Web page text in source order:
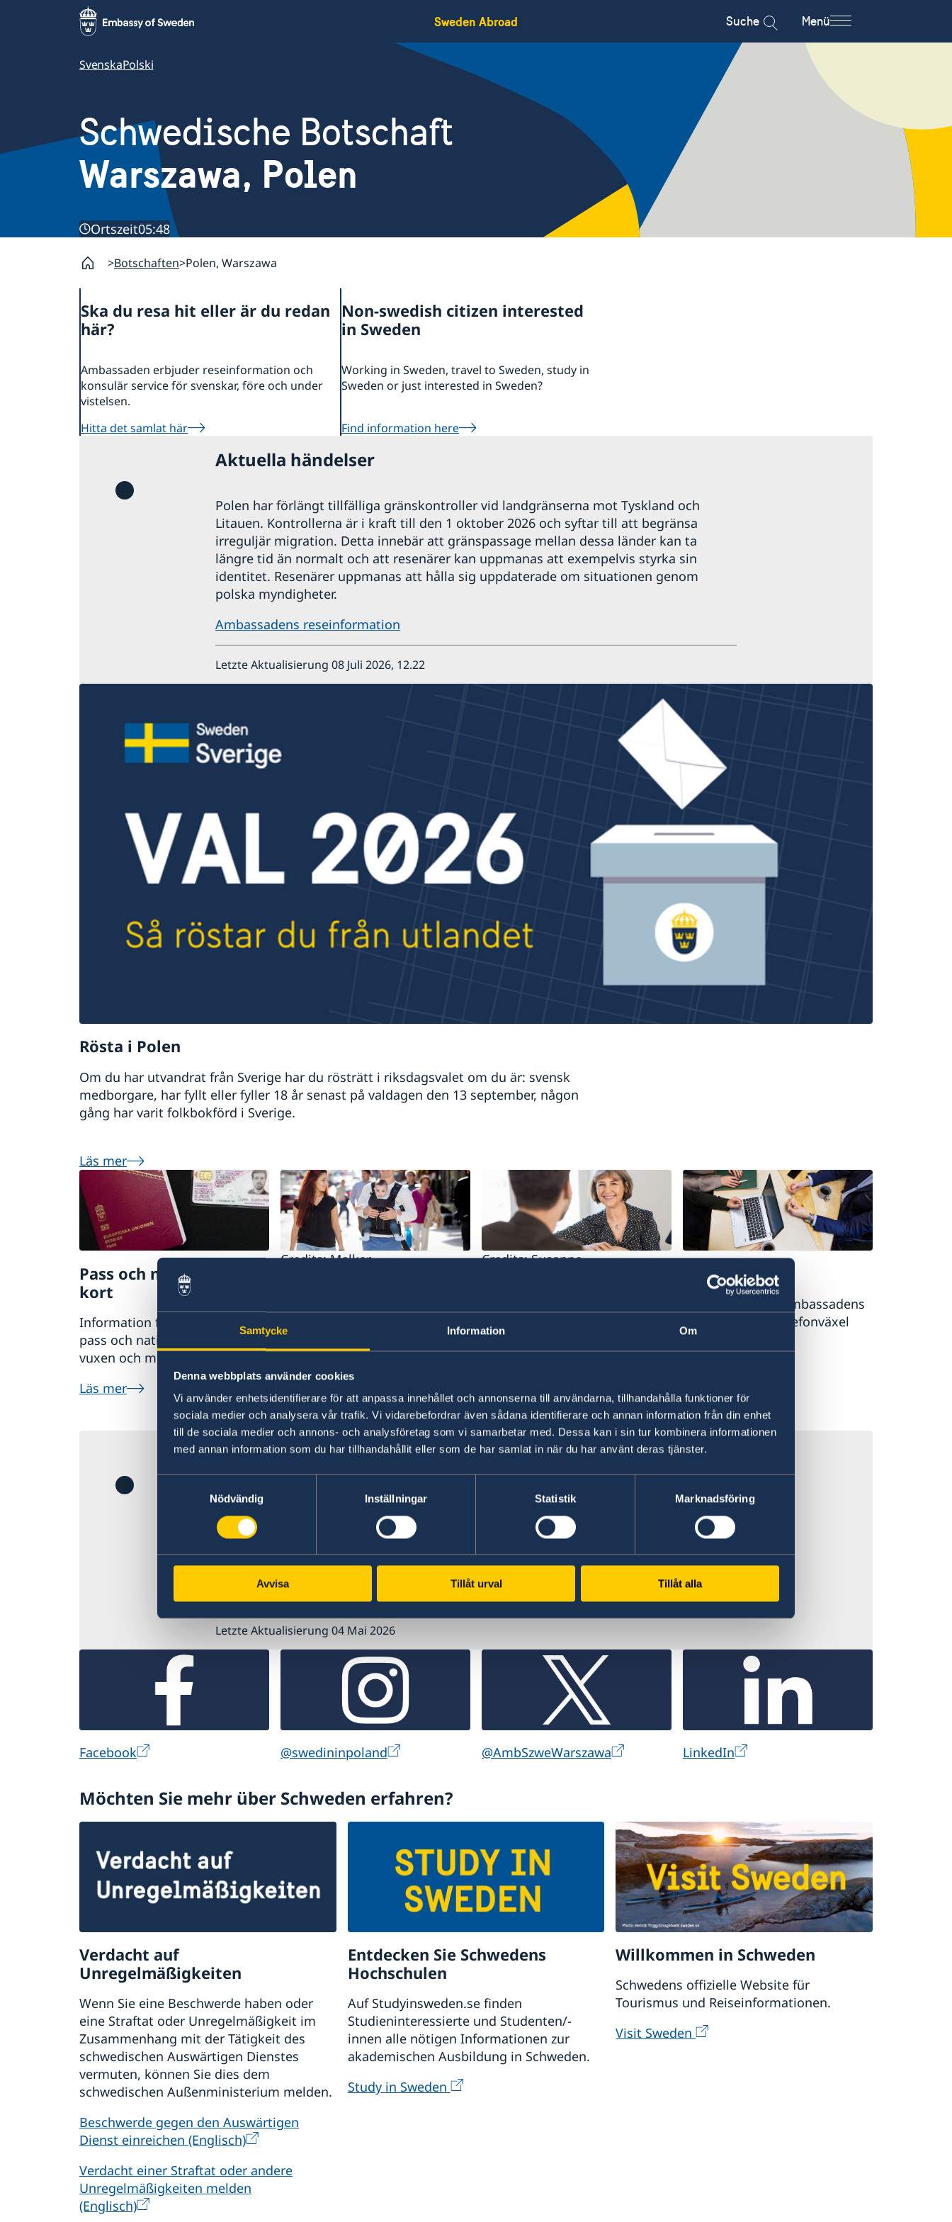
Samtycke Information Om
Denna webbplats använder cookies
Vi använder enhetsidentifierare för att anpassa innehållet och annonserna till användarna, tillhandahålla funktioner för
sociala medier och analysera vår trafik. Vi vidarebefordrar även sådana identifierare och annan information från din enhet
till de sociala medier och annons- och analysföretag som vi samarbetar med. Dessa kan i sin tur kombinera informationen
med annan information som du har tillhandahållit eller som de har samlat in när du har använt deras tjänster.
Nödvändig
Inställningar Statistik Marknadsföring
Avvisa Tillåt urval Tillåt alla
Sweden Abroad Suche Menü
SvenskaPolski
Schwedische Botschaft
Warszawa, Polen
Ortszeit05:48
Botschaften Polen, Warszawa
Ska du resa hit eller är du redan
här?
Ambassaden erbjuder reseinformation och
konsulär service för svenskar, före och under
vistelsen.
Hitta det samlat här
Non-swedish citizen interested
in Sweden
Working in Sweden, travel to Sweden, study in
Sweden or just interested in Sweden?
Find information here
Aktuella händelser
Polen har förlängt tillfälliga gränskontroller vid landgränserna mot Tyskland och
Litauen. Kontrollerna är i kraft till den 1 oktober 2026 och syftar till att begränsa
irreguljär migration. Detta innebär att gränspassage mellan dessa länder kan ta
längre tid än normalt och att resenärer kan uppmanas att exempelvis styrka sin
identitet. Resenärer uppmanas att hålla sig uppdaterade om situationen genom
polska myndigheter.
Ambassadens reseinformation
Letzte Aktualisierung 08 Juli 2026, 12.22
Rösta i Polen
Om du har utvandrat från Sverige har du rösträtt i riksdagsvalet om du är: svensk
medborgare, har fyllt eller fyller 18 år senast på valdagen den 13 september, någon
gång har varit folkbokförd i Sverige.
Läs mer
Pass och nationellt ID-
kort
Information för ansökan om
pass och nationellt ID-kort för
vuxen och minderårig
Läs mer
Credits: Melker
Samordningsnummer
Information om vilka
handlingar som behövs vid
ansökan om
samordningsnummer
Läs mer
Credits: Susanne
Levnadsintyg
Information om levnadsintyg
Öppettider
Information om ambassadens
öppettider och telefonväxel
Läs mer här
Krisen i Mellanöstern påverkar flygtrafiken
Minskad tillgång till flygbränsle till följd av krisen i Mellanöstern leder till såväl större
som mindre störningar i flygtrafiken. Det är därför viktigt att hålla sig informerad vid
flygresor utomlands, särskilt utanför EU. Förutsättningarna kan ändras med kort
varsel som till exempel att flyg kan ställas in, dirigeras om och biljettpriser plötsligt
öka. Det är därför angeläget att varje resenär har goda marginaler vid flygresor, både
vad gäller pengar och tid, för att kunna hantera dessa osäkerheter i flygtrafiken.
Letzte Aktualisierung 04 Mai 2026
Facebook @swedininpoland @AmbSzweWarszawa LinkedIn
Möchten Sie mehr über Schweden erfahren?
Verdacht auf
Unregelmäßigkeiten
Wenn Sie eine Beschwerde haben oder
eine Straftat oder Unregelmäßigkeit im
Zusammenhang mit der Tätigkeit des
schwedischen Auswärtigen Dienstes
vermuten, können Sie dies dem
schwedischen Außenministerium melden.
Beschwerde gegen den Auswärtigen
Dienst einreichen (Englisch)
Verdacht einer Straftat oder andere
Unregelmäßigkeiten melden
(Englisch)
Entdecken Sie Schwedens
Hochschulen
Auf Studyinsweden.se finden
Studieninteressierte und Studenten/-
innen alle nötigen Informationen zur
akademischen Ausbildung in Schweden.
Study in Sweden
Willkommen in Schweden
Schwedens offizielle Website für
Tourismus und Reiseinformationen.
Visit Sweden